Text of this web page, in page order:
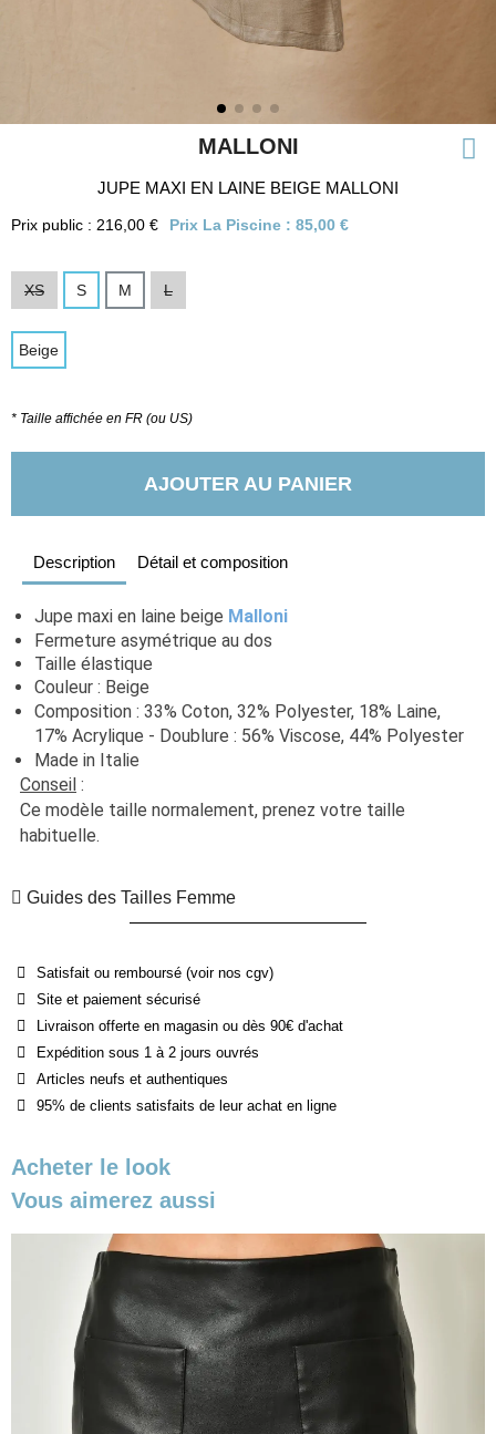
MALLONI
JUPE MAXI EN LAINE BEIGE MALLONI
Prix public : 216,00 € Prix La Piscine : 85,00 €
XS S M L
Beige
* Taille affichée en FR (ou US)
AJOUTER AU PANIER
Description Détail et composition
Jupe maxi en laine beige Malloni
Fermeture asymétrique au dos
Taille élastique
Couleur : Beige
Composition : 33% Coton, 32% Polyester, 18% Laine,
17% Acrylique - Doublure : 56% Viscose, 44% Polyester
Made in Italie
Conseil :
Ce modèle taille normalement, prenez votre taille
habituelle.
Guides des Tailles Femme
Satisfait ou remboursé (voir nos cgv)
Site et paiement sécurisé
Livraison offerte en magasin ou dès 90€ d'achat
Expédition sous 1 à 2 jours ouvrés
Articles neufs et authentiques
95% de clients satisfaits de leur achat en ligne
Acheter le look
Vous aimerez aussi